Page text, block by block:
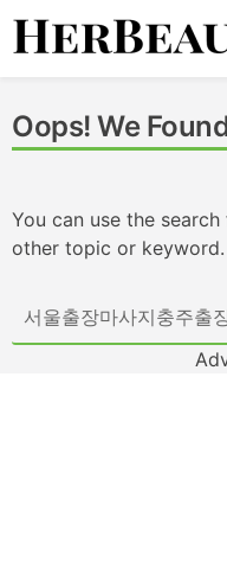
Skip
Oops! We
You can use the
other topic or keyword.